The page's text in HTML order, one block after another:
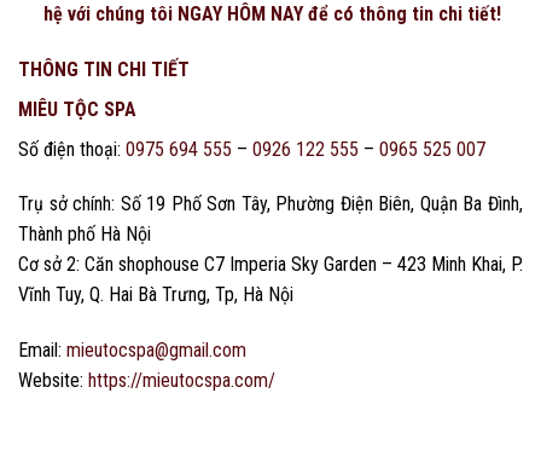
hệ với chúng tôi NGAY HÔM NAY để có thông tin chi tiết!
THÔNG TIN CHI TIẾT
MIÊU TỘC SPA
Số điện thoại: 0975 694 555 – 0926 122 555 – 0965 525 007
Trụ sở chính: Số 19 Phố Sơn Tây, Phường Điện Biên, Quận Ba Đình,
Thành phố Hà Nội
Cơ sở 2: Căn shophouse C7 Imperia Sky Garden – 423 Minh Khai, P.
Vĩnh Tuy, Q. Hai Bà Trưng, Tp, Hà Nội
Email: mieutocspa@gmail.com
Website: https://mieutocspa.com/